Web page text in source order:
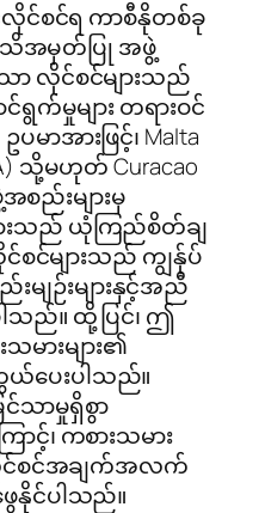
င်စင်ရ ကာစီနိုတစ်ခု
သိအမှတ်ပြု အဖွဲ့
ာ လိုင်စင်များသည်
က်မှုများ တရားဝင်
မာအားဖြင့်၊ Malta
သို့မဟုတ် Curacao
စည်းများမှ
းသည် ယုံကြည်စိတ်ချ
င်များသည် ကျွန်ုပ်
မျဉ်းများနှင့်အညီ
သည်။ ထို့ပြင်၊ ဤ
မားများ၏
ယ်ပေးပါသည်။
သာမှုရှိစွာ
င့်၊ ကစားသမား
င်စင်အချက်အလက်
နိုင်ပါသည်။